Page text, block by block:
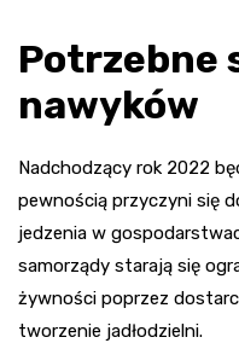
Potrzebne
nawyków
Nadchodzący rok 2022
pewnością przyczyni się
jedzenia w
samorządy starają się
żywności poprzez
tworzenie jadłodzielni.